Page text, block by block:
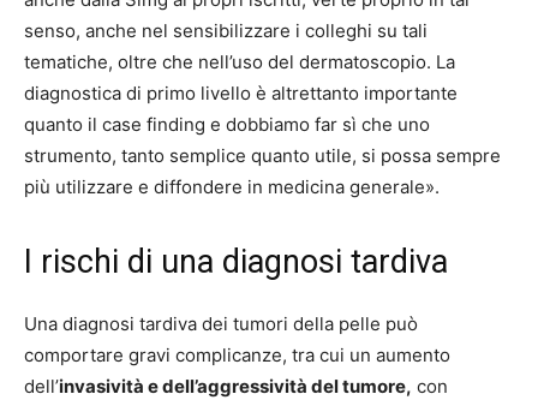
senso, anche nel sensibilizzare i colleghi su tali
tematiche, oltre che nell’uso del dermatoscopio. La
diagnostica di primo livello è altrettanto importante
quanto il case finding e dobbiamo far sì che uno
strumento, tanto semplice quanto utile, si possa sempre
più utilizzare e diffondere in medicina generale».
I rischi di una diagnosi tardiva
Una diagnosi tardiva dei tumori della pelle può
comportare gravi complicanze, tra cui un aumento
dell’invasività e dell’aggressività del tumore, con